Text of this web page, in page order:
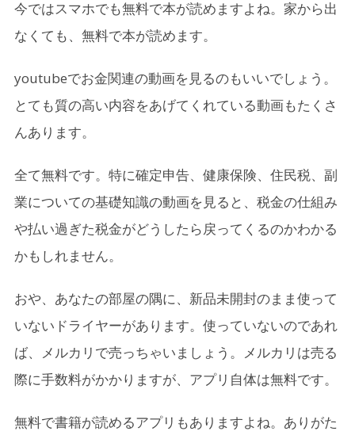
今ではスマホでも無料で本が読めますよね。家から出
なくても、無料で本が読めます。
youtubeでお金関連の動画を見るのもいいでしょう。
とても質の高い内容をあげてくれている動画もたくさ
んあります。
全て無料です。特に確定申告、健康保険、住民税、副
業についての基礎知識の動画を見ると、税金の仕組み
や払い過ぎた税金がどうしたら戻ってくるのかわかる
かもしれません。
おや、あなたの部屋の隅に、新品未開封のまま使って
いないドライヤーがあります。使っていないのであれ
ば、メルカリで売っちゃいましょう。メルカリは売る
際に手数料がかかりますが、アプリ自体は無料です。
無料で書籍が読めるアプリもありますよね。ありがた